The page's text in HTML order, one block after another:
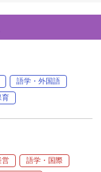
語学・外国語
育
営
語学・国際